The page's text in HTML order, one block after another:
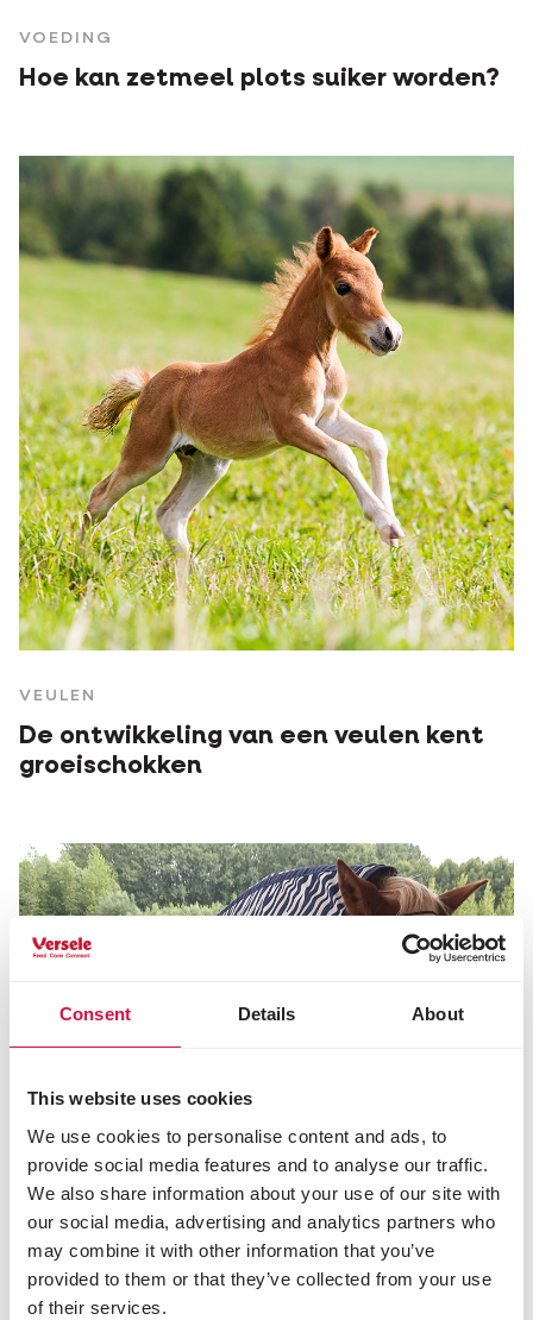
Consent Details About
This website uses cookies
We use cookies to personalise content and ads, to
provide social media features and to analyse our traffic.
We also share information about your use of our site with
our social media, advertising and analytics partners who
may combine it with other information that you’ve
provided to them or that they’ve collected from your use
of their services.
VOEDING
Hoe kan zetmeel plots suiker worden?
VEULEN
De ontwikkeling van een veulen kent
groeischokken